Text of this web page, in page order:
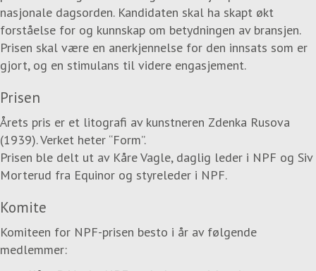
nasjonale dagsorden. Kandidaten skal ha skapt økt
forståelse for og kunnskap om betydningen av bransjen.
Prisen skal være en anerkjennelse for den innsats som er
gjort, og en stimulans til videre engasjement.
Prisen
Årets pris er et litografi av kunstneren Zdenka Rusova
(1939). Verket heter “Form”.
Prisen ble delt ut av Kåre Vagle, daglig leder i NPF og Siv
Morterud fra Equinor og styreleder i NPF.
Komite
Komiteen for NPF-prisen besto i år av følgende
medlemmer: